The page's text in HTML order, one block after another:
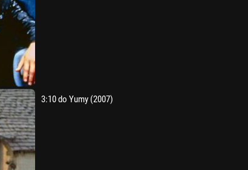
3:10 do Yumy (2007)